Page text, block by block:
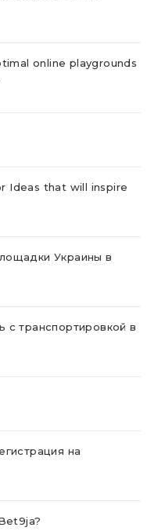
online playgrounds
Ideas that will inspire
Украины в
с транспортировкой в
на